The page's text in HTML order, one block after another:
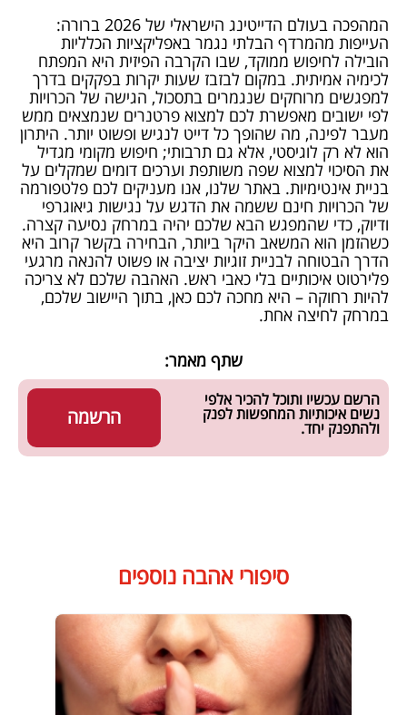
המהפכה בעולם הדייטינג הישראלי של 2026 ברורה:
העייפות מהמרדף הבלתי נגמר באפליקציות הכלליות
הובילה לחיפוש ממוקד, שבו הקרבה הפיזית היא המפתח
לכימיה אמיתית. במקום לבזבז שעות יקרות בפקקים בדרך
למפגשים מרוחקים שנגמרים בתסכול, הגישה של הכרויות
לפי ישובים מאפשרת לכם למצוא פרטנרים שנמצאים ממש
מעבר לפינה, מה שהופך כל דייט לנגיש ופשוט יותר. היתרון
הוא לא רק לוגיסטי, אלא גם תרבותי; חיפוש מקומי מגדיל
את הסיכוי למצוא שפה משותפת וערכים דומים שמקלים על
בניית אינטימיות. באתר שלנו, אנו מעניקים לכם פלטפורמה
של הכרויות חינם ששמה את הדגש על נגישות גיאוגרפי
ודיוק, כדי שהמפגש הבא שלכם יהיה במרחק נסיעה קצרה.
כשהזמן הוא המשאב היקר ביותר, הבחירה בקשר קרוב היא
הדרך הבטוחה לבניית זוגיות יציבה או פשוט להנאה מרגעי
פלירטוט איכותיים בלי כאבי ראש. האהבה שלכם לא צריכה
להיות רחוקה – היא מחכה לכם כאן, בתוך היישוב שלכם,
במרחק לחיצה אחת.
שתף מאמר:
הרשמה
הרשם עכשיו ותוכל להכיר אלפי
נשים איכותיות המחפשות לפנק
ולהתפנק יחד.
סיפורי אהבה נוספים